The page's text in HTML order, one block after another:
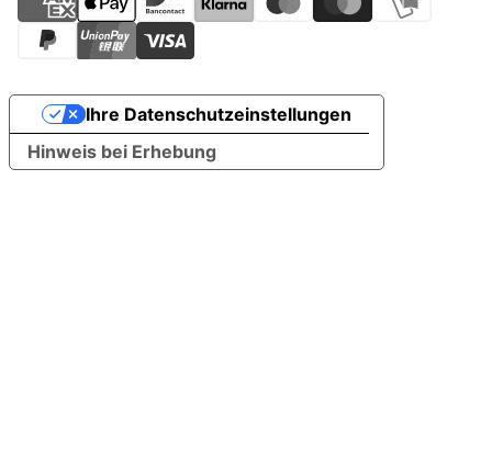
Hinweis bei Erhebung
Ihre Datenschutzeinstellungen